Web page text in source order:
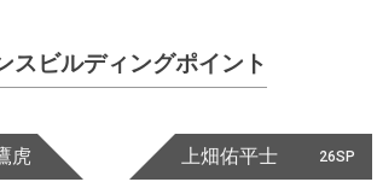
スビルディングポイント
虎 26SP
上畑佑平士